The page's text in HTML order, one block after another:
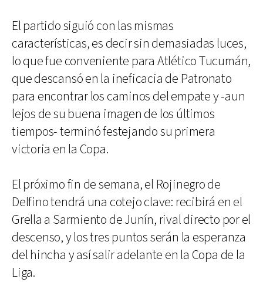
El partido siguió con las mismas
características, es decir sin demasiadas luces,
lo que fue conveniente para Atlético Tucumán,
que descansó en la ineficacia de Patronato
para encontrar los caminos del empate y -aun
lejos de su buena imagen de los últimos
tiempos- terminó festejando su primera
victoria en la Copa.
El próximo fin de semana, el Rojinegro de
Delfino tendrá una cotejo clave: recibirá en el
Grella a Sarmiento de Junín, rival directo por el
descenso, y los tres puntos serán la esperanza
del hincha y así salir adelante en la Copa de la
Liga.